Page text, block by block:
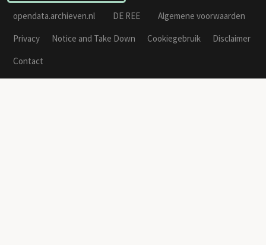
opendata.archieven.nl DE REE
Algemene voorwaarden
Privacy
Notice and Take Down Cookiegebruik
Disclaimer
Contact